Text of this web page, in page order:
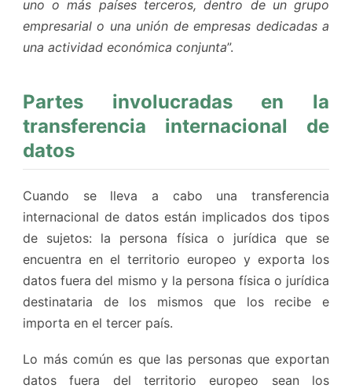
uno o más países terceros, dentro de un grupo
empresarial o una unión de empresas dedicadas a
una actividad económica conjunta”.
Partes involucradas en la
transferencia internacional de
datos
Cuando se lleva a cabo una transferencia
internacional de datos están implicados dos tipos
de sujetos: la persona física o jurídica que se
encuentra en el territorio europeo y exporta los
datos fuera del mismo y la persona física o jurídica
destinataria de los mismos que los recibe e
importa en el tercer país.
Lo más común es que las personas que exportan
datos fuera del territorio europeo sean los